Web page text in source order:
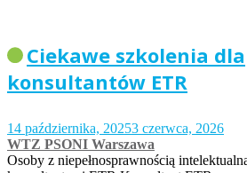
Ciekawe szkolenia dla
konsultantów ETR
14 października, 20253 czerwca, 2026
WTZ PSONI Warszawa
Osoby z niepełnosprawnością